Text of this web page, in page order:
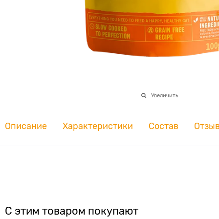
Увеличить
Описание Характеристики Состав
С этим товаром покупают